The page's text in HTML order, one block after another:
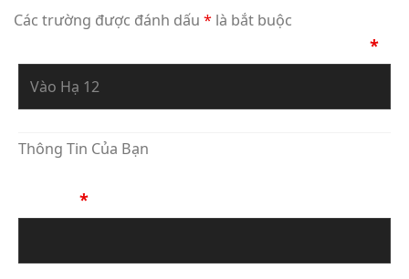
Các trường được đánh dấu * là bắt buộc
*
Thông Tin Của Bạn
*